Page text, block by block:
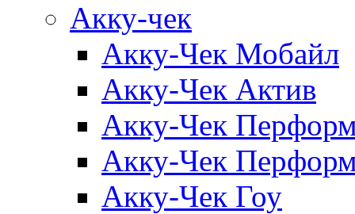
Акку-чек
Акку-Чек Мобайл
Акку-Чек Актив
Акку-Чек
Акку-Чек
Акку-Чек Гоу